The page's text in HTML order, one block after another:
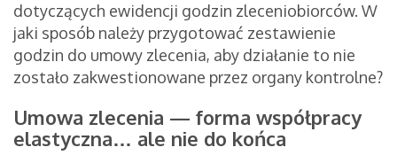
dotyczących ewidencji godzin zleceniobiorców. W
jaki sposób należy przygotować zestawienie
godzin do umowy zlecenia, aby działanie to nie
zostało zakwestionowane przez organy kontrolne?
Umowa zlecenia — forma współpracy
elastyczna… ale nie do końca